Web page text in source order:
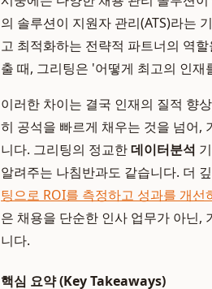
의 솔루션이 지원자 관리(ATS)라는
고 최적화하는 전략적 파트너의 역
출 때, 그리팅은 '어떻게 최고의 인
이러한 차이는 결국 인재의 질적 향
히 공석을 빠르게 채우는 것을 넘어,
니다. 그리팅의 정교한데이터분석
알려주는 나침반과도 같습니다. 더
팅으로 ROI를 측정하고 성과를 개선
은 채용을 단순한 인사 업무가 아닌,
니다.
핵심 요약 (Key Takeaways)